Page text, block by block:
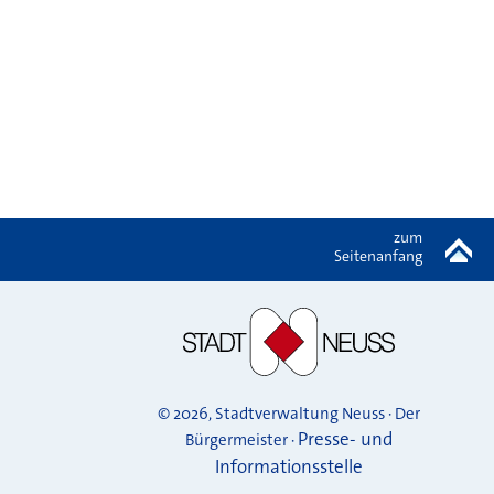
zum
Seitenanfang
© 2026, Stadtverwaltung Neuss · Der
Bürgermeister · Presse- und
Informationsstelle